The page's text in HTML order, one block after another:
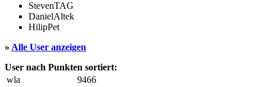
StevenTAG
DanielAltek
HilipPet
» Alle User anzeigen
User nach Punkten sortiert:
wla
9466